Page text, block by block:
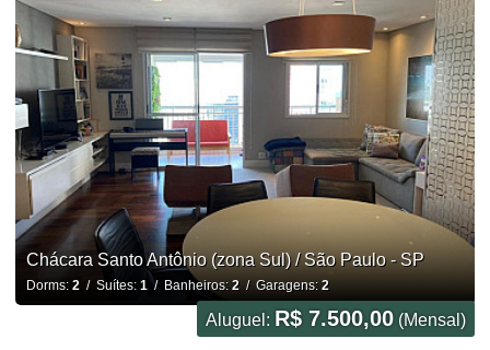
Chácara Santo Antônio (zona Sul) / São Paulo - SP
Dorms: 2/ Suítes: 1/ Banheiros: 2/ Garagens: 2
Aluguel: R$ 7.500,00 (Mensal)